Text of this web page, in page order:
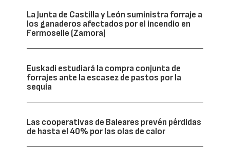
La Junta de Castilla y León suministra forraje a
los ganaderos afectados por el incendio en
Fermoselle (Zamora)
Euskadi estudiará la compra conjunta de
forrajes ante la escasez de pastos por la
sequía
Las cooperativas de Baleares prevén pérdidas
de hasta el 40% por las olas de calor